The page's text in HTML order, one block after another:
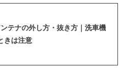
テナの外し方・抜き方｜洗車機
きは注意